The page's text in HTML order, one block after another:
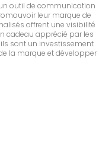
outil de communication
leur marque de
offrent une visibilité
cadeau apprécié par les
sont un investissement
la marque et développer